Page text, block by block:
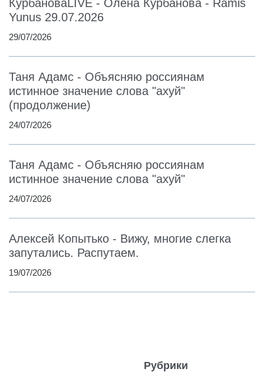
КурбановаLIVE - Олена Курбанова - Ramis
Yunus 29.07.2026
29/07/2026
Таня Адамс - Объясняю россиянам
истинное значение слова "ахуй"
(продолжение)
24/07/2026
Таня Адамс - Объясняю россиянам
истинное значение слова "ахуй"
24/07/2026
Алексей Копытько - Вижу, многие слегка
запутались. Распутаем.
19/07/2026
Рубрики